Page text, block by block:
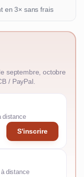
en 3× sans frais
septembre, octobre
/ PayPal.
distance
S'inscrire
à distance